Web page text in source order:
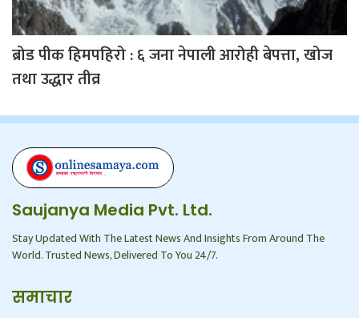
ब्रोड पीक हिमपहिरो : ६ जना नेपाली आरोही बेपत्ता, खोज
तथा उद्धार तीव्र
Saujanya Media Pvt. Ltd.
Stay Updated With The Latest News And Insights From Around The
World. Trusted News, Delivered To You 24/7.
समाचार